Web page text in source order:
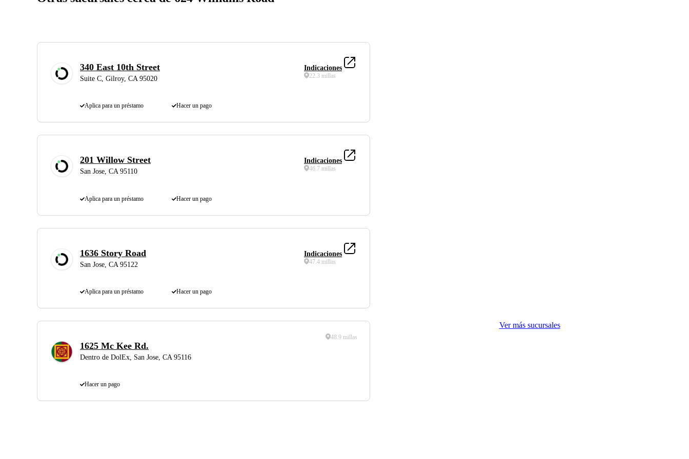
340 East 10th Street
Suite C, Gilroy, CA 95020
Indicaciones
22.3 millas
Aplica para un préstamo Hacer un pago
201 Willow Street
San Jose, CA 95110
Indicaciones
46.7 millas
Aplica para un préstamo Hacer un pago
1636 Story Road
San Jose, CA 95122
Indicaciones
47.4 millas
Aplica para un préstamo Hacer un pago
1625 Mc Kee Rd.
Dentro de DolEx, San Jose, CA 95116
48.9 millas
Hacer un pago
Ver más sucursales